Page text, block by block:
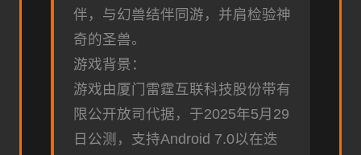
伴，与幻兽结伴同游，并肩检验神
奇的圣兽。
游戏背景：
游戏由厦门雷霆互联科技股份带有
限公开放司代据，于2025年5月29
日公测，支持Android 7.0以在迭